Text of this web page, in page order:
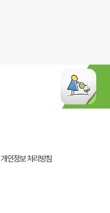
개인정보 처리방침